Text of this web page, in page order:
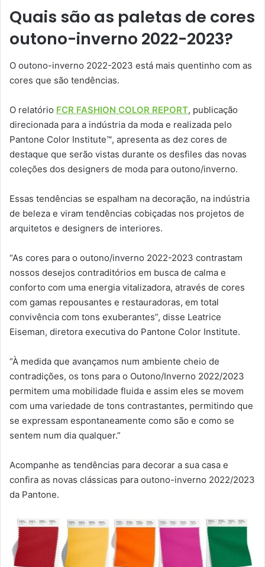
Quais são as paletas de cores
outono-inverno 2022-2023?
O outono-inverno 2022-2023 está mais quentinho com as
cores que são tendências.
O relatório FCR FASHION COLOR REPORT, publicação
direcionada para a indústria da moda e realizada pelo
Pantone Color Institute™, apresenta as dez cores de
destaque que serão vistas durante os desfiles das novas
coleções dos designers de moda para outono/inverno.
Essas tendências se espalham na decoração, na indústria
de beleza e viram tendências cobiçadas nos projetos de
arquitetos e designers de interiores.
“As cores para o outono/inverno 2022-2023 contrastam
nossos desejos contraditórios em busca de calma e
conforto com uma energia vitalizadora, através de cores
com gamas repousantes e restauradoras, em total
convivência com tons exuberantes”, disse Leatrice
Eiseman, diretora executiva do Pantone Color Institute.
“À medida que avançamos num ambiente cheio de
contradições, os tons para o Outono/Inverno 2022/2023
permitem uma mobilidade fluida e assim eles se movem
com uma variedade de tons contrastantes, permitindo que
se expressam espontaneamente como são e como se
sentem num dia qualquer.”
Acompanhe as tendências para decorar a sua casa e
confira as novas clássicas para outono-inverno 2022/2023
da Pantone.